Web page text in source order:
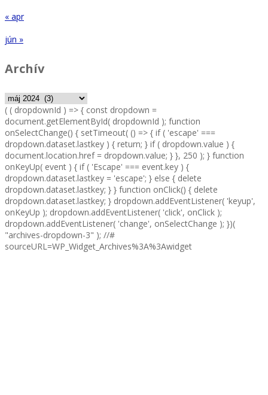
« apr
jún »
Archív
Archív